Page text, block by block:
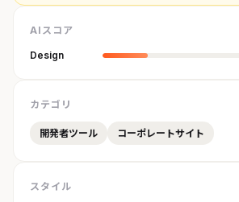
AIスコア
Design
カテゴリ
開発者ツール コーポレートサイト
スタイル